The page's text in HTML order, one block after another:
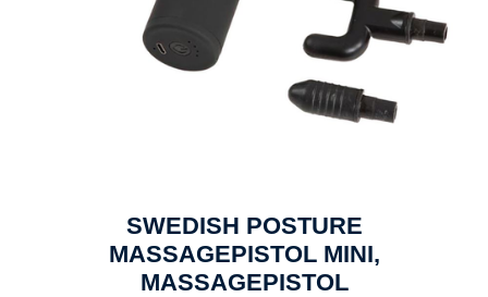
SWEDISH POSTURE
MASSAGEPISTOL MINI,
MASSAGEPISTOL